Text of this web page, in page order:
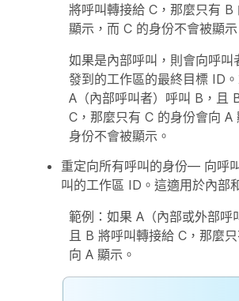
將呼叫轉接給 C，那麼只有 B
顯示，而 C 的身份不會被顯示
如果是內部呼叫，則會向呼叫
發到的工作區的最終目標 ID
A（內部呼叫者）呼叫 B，且
C，那麼只有 C 的身份會向 A
身份不會被顯示。
重定向所有呼叫的身份— 向呼
叫的工作區 ID。這適用於內部
範例：如果 A（內部或外部呼
且 B 將呼叫轉接給 C，那麼
向 A 顯示。